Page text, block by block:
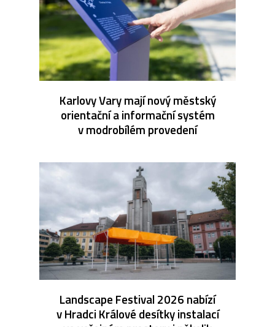
Karlovy Vary mají nový městský
orientační a informační systém
v modrobílém provedení
Landscape Festival 2026 nabízí
v Hradci Králové desítky instalací